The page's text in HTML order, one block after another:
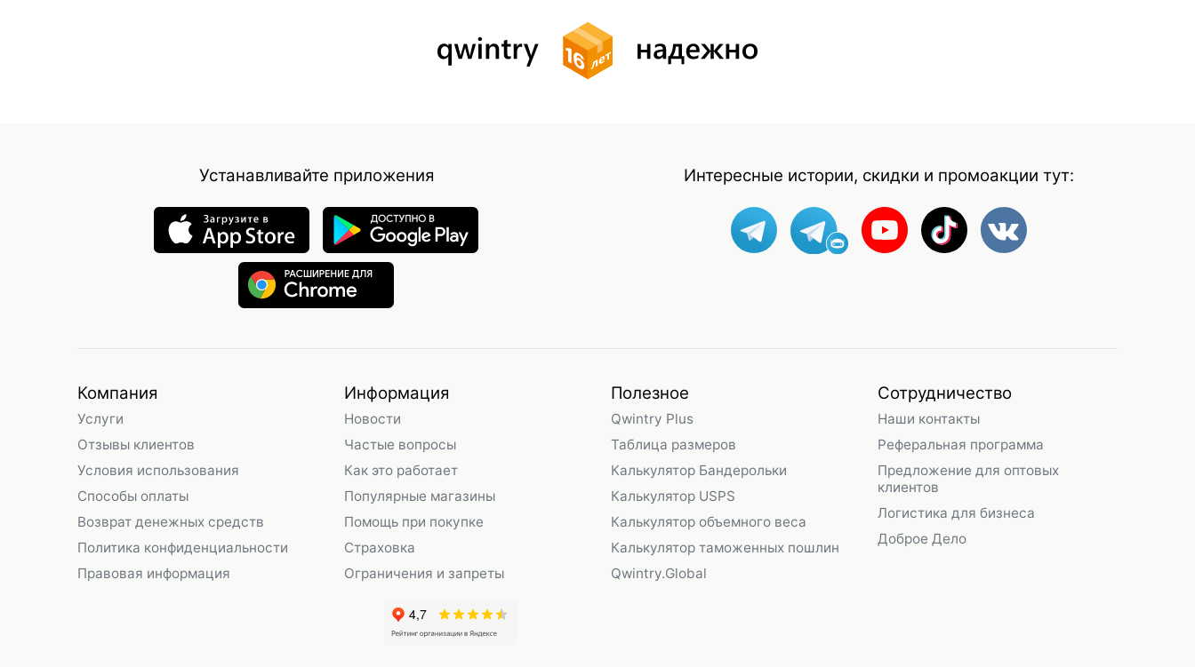
Устанавливайте приложения Интересные истории, скидки и промоакции тут:
Компания
Услуги
Отзывы клиентов
Условия использования
Способы оплаты
Возврат денежных средств
Политика конфиденциальности
Правовая информация
Информация
Новости
Частые вопросы
Как это работает
Популярные магазины
Помощь при покупке
Страховка
Ограничения и запреты
Полезное
Qwintry Plus
Таблица размеров
Калькулятор Бандерольки
Калькулятор USPS
Калькулятор объемного веса
Калькулятор таможенных пошлин
Qwintry.Global
Сотрудничество
Наши контакты
Реферальная программа
Предложение для оптовых
клиентов
Логистика для бизнеса
Доброе Дело